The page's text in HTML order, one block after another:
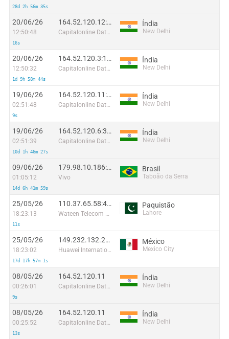
28d 2h 56m 35s
20/06/26
12:50:48
16s
164.52.120.12:33742
Capitalonline Data Service (HK) Co
Índia
New Delhi
20/06/26
12:50:32
1d 9h 58m 44s
164.52.120.3:13918
Capitalonline Data Service (HK) Co
Índia
New Delhi
19/06/26
02:51:48
9s
164.52.120.11:57741
Capitalonline Data Service (HK) Co
Índia
New Delhi
19/06/26
02:51:39
10d 1h 46m 27s
164.52.120.6:32609
Capitalonline Data Service (HK) Co
Índia
New Delhi
09/06/26
01:05:12
14d 6h 41m 59s
179.98.10.186:54398
Vivo
Brasil
Taboão da Serra
25/05/26
18:23:13
11s
110.37.65.58:48216
Wateen Telecom Limited
Paquistão
Lahore
25/05/26
18:23:02
17d 17h 57m 1s
149.232.132.220:56600
Huawei International Pte. Ltd.
México
Mexico City
08/05/26
00:26:01
9s
164.52.120.11
Capitalonline Data Service (HK) Co
Índia
New Delhi
08/05/26
00:25:52
13s
164.52.120.11
Capitalonline Data Service (HK) Co
Índia
New Delhi